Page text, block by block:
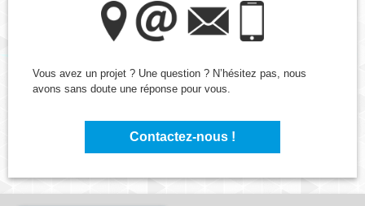
Vous avez un projet ? Une question ? N’hésitez pas, nous
avons sans doute une réponse pour vous.
Contactez-nous !